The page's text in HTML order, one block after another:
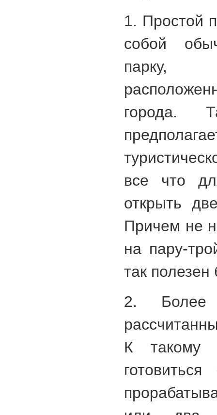
1. Простой
собой
парку,
города.
все что
открыть
Причем не
на пару-
так полезен
2. Более
К такому